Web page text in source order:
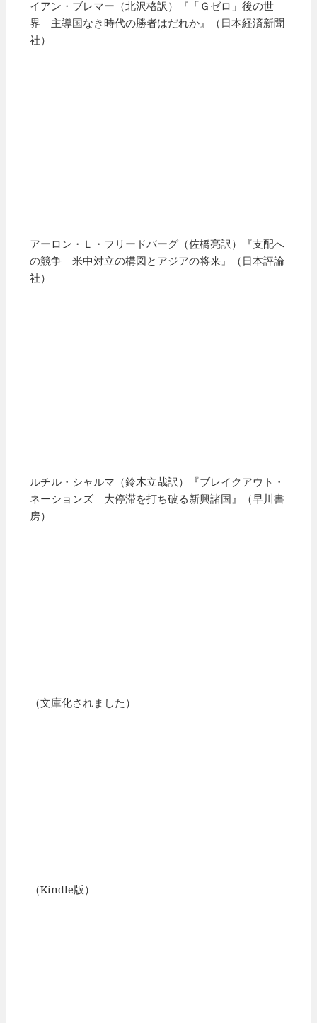
イアン・ブレマー（北沢格訳）『「Ｇゼロ」後の世
界 主導国なき時代の勝者はだれか』（日本経済新聞
社）
アーロン・Ｌ・フリードバーグ（佐橋亮訳）『支配へ
の競争 米中対立の構図とアジアの将来』（日本評論
社）
ルチル・シャルマ（鈴木立哉訳）『ブレイクアウト・
ネーションズ 大停滞を打ち破る新興諸国』（早川書
房）
（文庫化されました）
（Kindle版）